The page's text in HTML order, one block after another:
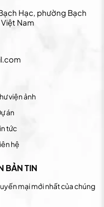
Hạc, phường Bạch
Việt Nam
viện ảnh
án
tức
hệ
BẢN TIN
mại mới nhất của chúng